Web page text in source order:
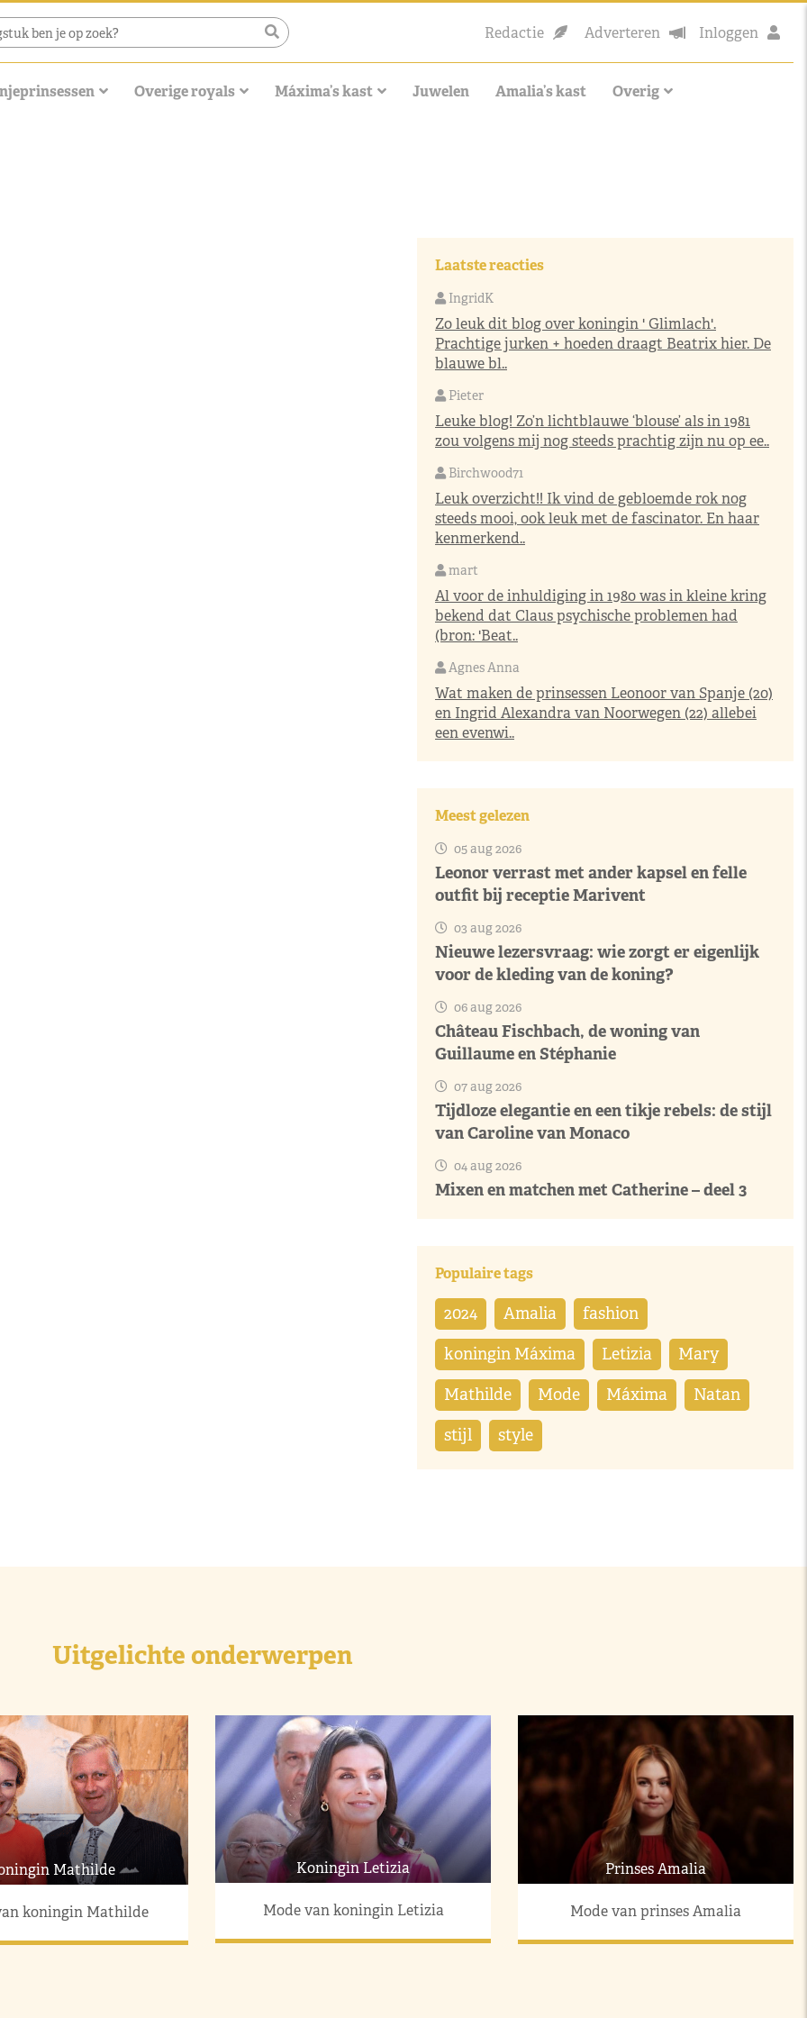
Redactie Adverteren Inloggen
Overige royals Máxima’s kast Juwelen Amalia’s kast Overig
Laatste reacties
IngridK
Zo leuk dit blog over koningin ' Glimlach'.
Prachtige jurken + hoeden draagt Beatrix hier. De
blauwe bl..
Pieter
Leuke blog! Zo’n lichtblauwe ‘blouse’ als in 1981
zou volgens mij nog steeds prachtig zijn nu op ee..
Birchwood71
Leuk overzicht!! Ik vind de gebloemde rok nog
steeds mooi, ook leuk met de fascinator. En haar
kenmerkend..
mart
Al voor de inhuldiging in 1980 was in kleine kring
bekend dat Claus psychische problemen had
(bron: 'Beat..
Agnes Anna
Wat maken de prinsessen Leonoor van Spanje (20)
en Ingrid Alexandra van Noorwegen (22) allebei
een evenwi..
Meest gelezen
05 aug 2026
Leonor verrast met ander kapsel en felle
outfit bij receptie Marivent
03 aug 2026
Nieuwe lezersvraag: wie zorgt er eigenlijk
voor de kleding van de koning?
06 aug 2026
Château Fischbach, de woning van
Guillaume en Stéphanie
07 aug 2026
Tijdloze elegantie en een tikje rebels: de stijl
van Caroline van Monaco
04 aug 2026
Mixen en matchen met Catherine – deel 3
Populaire tags
2024 Amalia fashion
koningin Máxima Letizia Mary
Mathilde Mode Máxima Natan
stijl style
Uitgelichte onderwerpen
Mathilde
koningin Mathilde
Koningin Letizia
Mode van koningin Letizia
Prinses Amalia
Mode van prinses Amalia